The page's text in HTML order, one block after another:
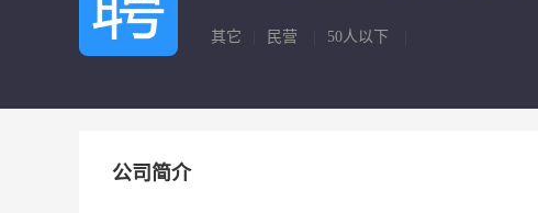
其它 民营 50人以下
公司简介